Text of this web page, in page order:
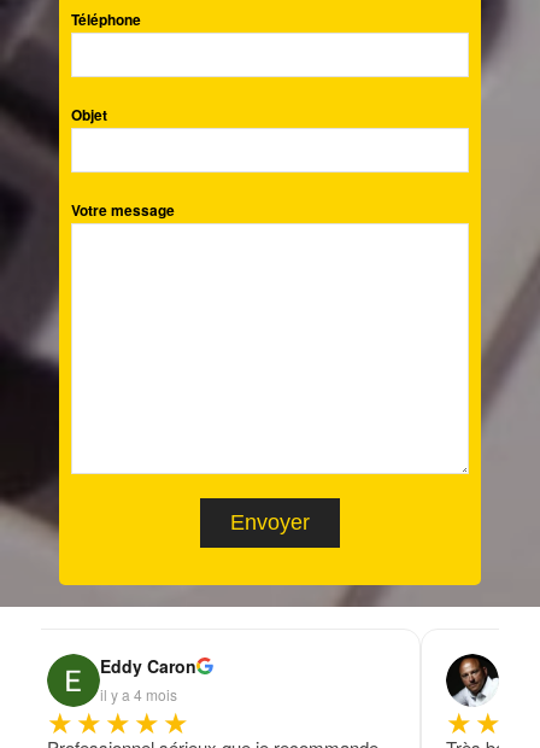
Téléphone
Objet
Votre message
Eddy Caron
il y a 4 mois
★★★★★